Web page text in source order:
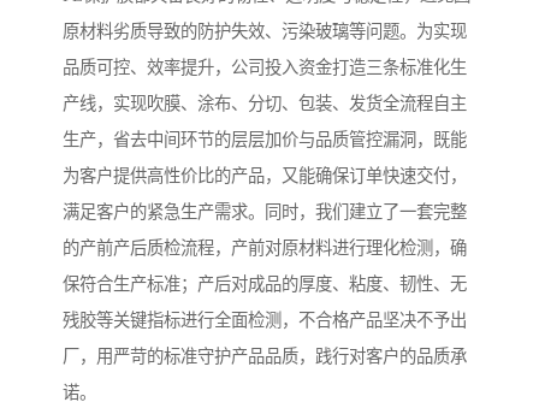
原材料劣质导致的防护失效、污染玻璃等问题。为实现
品质可控、效率提升，公司投入资金打造三条标准化生
产线，实现吹膜、涂布、分切、包装、发货全流程自主
生产，省去中间环节的层层加价与品质管控漏洞，既能
为客户提供高性价比的产品，又能确保订单快速交付，
满足客户的紧急生产需求。同时，我们建立了一套完整
的产前产后质检流程，产前对原材料进行理化检测，确
保符合生产标准；产后对成品的厚度、粘度、韧性、无
残胶等关键指标进行全面检测，不合格产品坚决不予出
厂，用严苛的标准守护产品品质，践行对客户的品质承
诺。